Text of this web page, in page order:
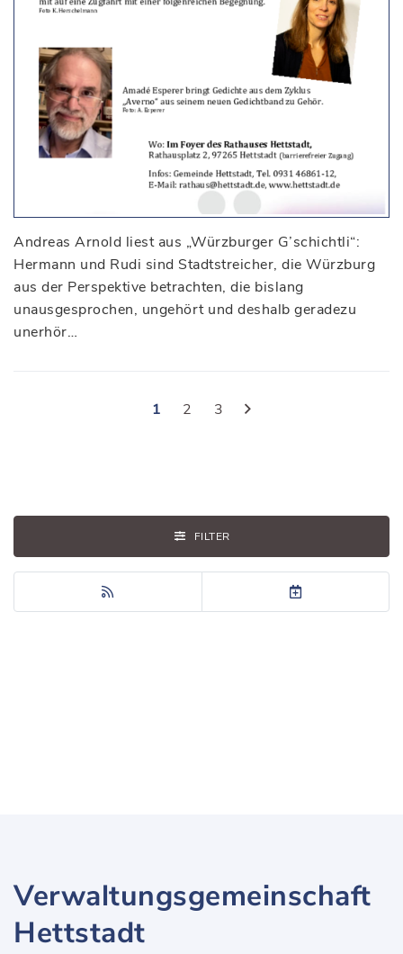
Andreas Arnold liest aus „Würzburger G’schichtli“:
Hermann und Rudi sind Stadtstreicher, die Würzburg
aus der Perspektive betrachten, die bislang
unausgesprochen, ungehört und deshalb geradezu
unerhör…
1 2 3
FILTER
Verwaltungsgemeinschaft
Hettstadt